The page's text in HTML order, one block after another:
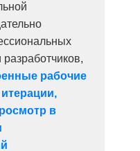
разработчиков,
рабочие
в